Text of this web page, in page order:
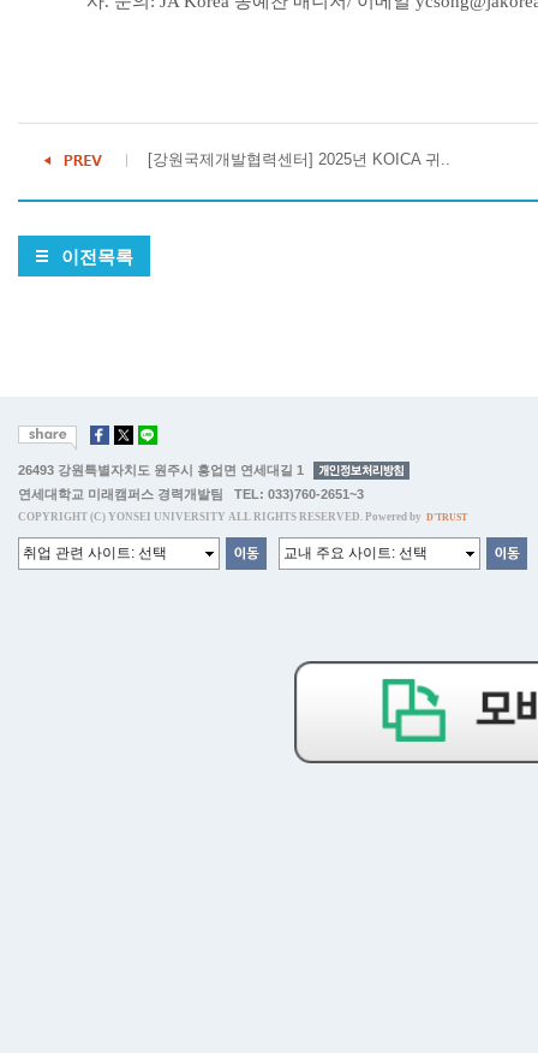
[강원국제개발협력센터] 2025년 KOICA 귀..
이전목록
26493 강원특별자치도 원주시 흥업면 연세대길 1
연세대학교 미래캠퍼스 경력개발팀 TEL: 033)760-2651~3
COPYRIGHT (C) YONSEI UNIVERSITY ALL RIGHTS RESERVED. Powered by D'TRUST